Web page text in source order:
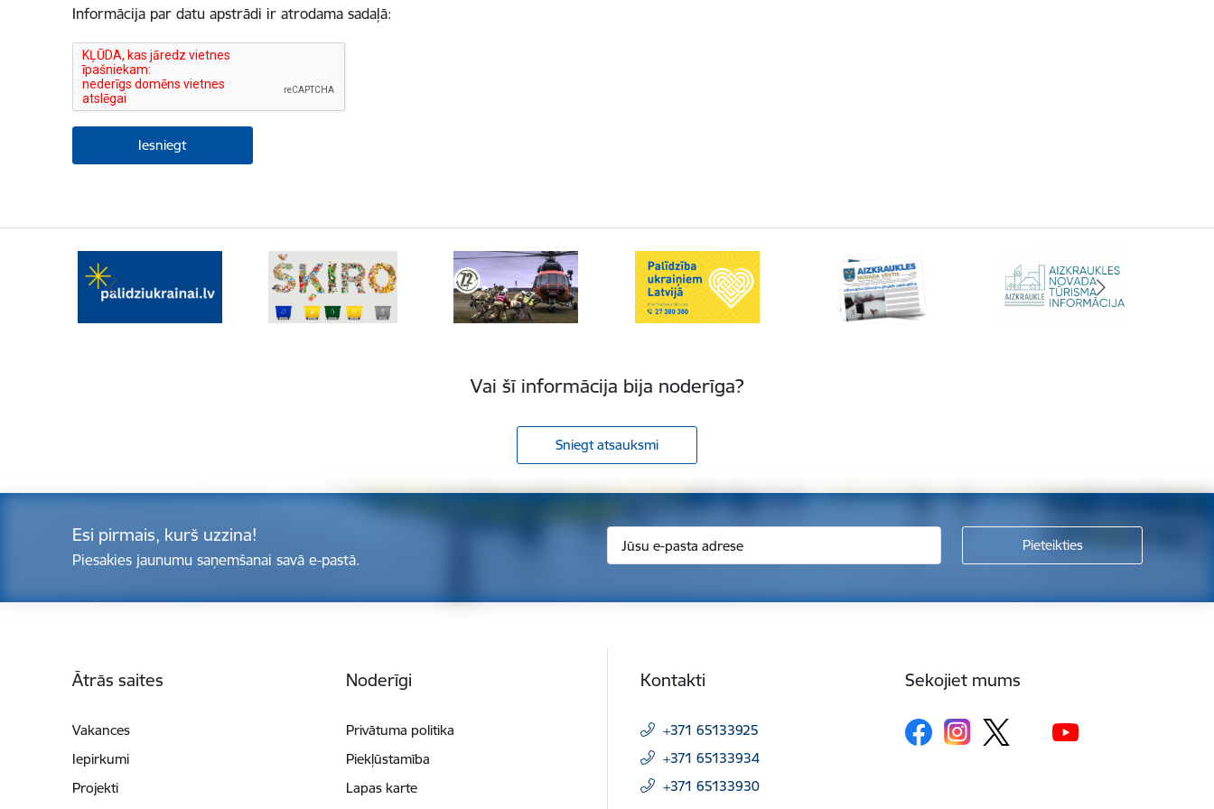
Informācija par datu apstrādi ir atrodama sadaļā:
Vai šī informācija bija noderīga?
Sniegt atsauksmi
Esi pirmais, kurš uzzina!
Piesakies jaunumu saņemšanai savā e-pastā.
Ātrās saites
Vakances
Iepirkumi
Projekti
Noderīgi
Privātuma politika
Piekļūstamība
Lapas karte
Kontakti
+371 65133925
+371 65133934
+371 65133930
Sekojiet mums